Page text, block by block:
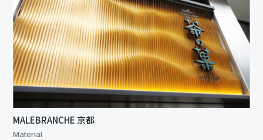
MALEBRANCHE 京都
Material